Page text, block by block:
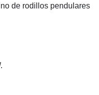
de rodillos pendulares